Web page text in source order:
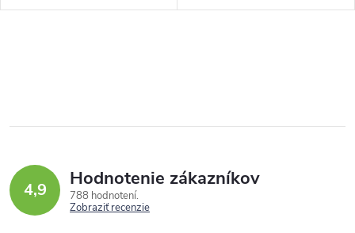
4,9 Hodnotenie zákazníkov
788 hodnotení
Zobraziť recenzie